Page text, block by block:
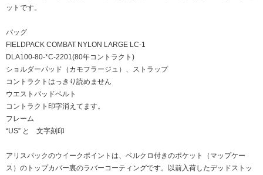
ットです。
バッグ
FIELDPACK COMBAT NYLON LARGE LC-1
DLA100-80-*C-2201(80年コントラクト)
ショルダーパッド（カモフラージュ）、ストラップ
コントラクトはっきり読めません
ウエストパッドベルト
コントラクト印字消えてます。
フレーム
“US” と 文字刻印
アリスパックのウイークポイントは、ベルクロ付きのポケット（マップケー
ス）のトップカバー裏のラバーコーティングです。以前入荷したデッドストッ